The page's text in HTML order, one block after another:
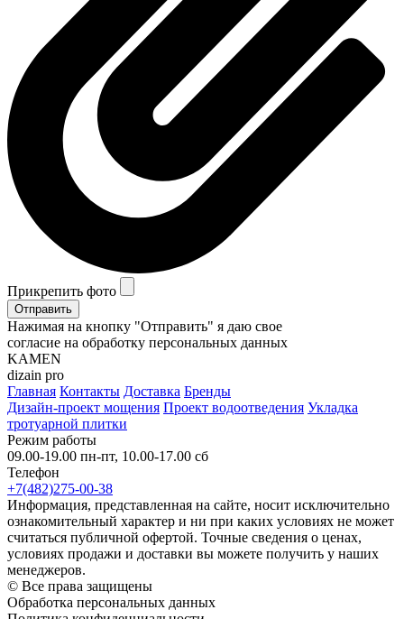
Прикрепить фото
Отправить
Нажимая на кнопку "Отправить" я даю свое
согласие на обработку персональных данных
KAMEN
dizain pro
Главная Контакты Доставка Бренды
Дизайн-проект мощения Проект водоотведения Укладка
тротуарной плитки
Режим работы
09.00-19.00 пн-пт, 10.00-17.00 сб
Телефон
+7(482)275-00-38
Информация, представленная на сайте, носит исключительно
ознакомительный характер и ни при каких условиях не может
считаться публичной офертой. Точные сведения о ценах,
условиях продажи и доставки вы можете получить у наших
менеджеров.
© Все права защищены
Обработка персональных данных